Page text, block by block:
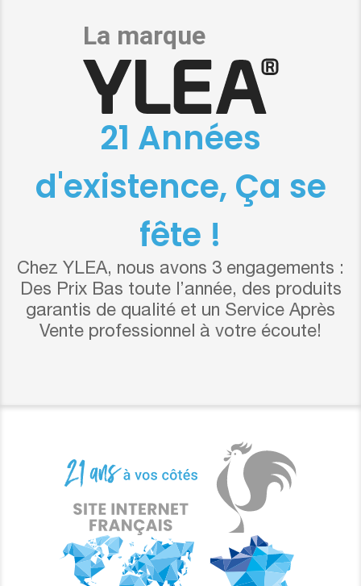
21 Années
d'existence, Ça se
fête !
Chez YLEA, nous avons 3 engagements :
Des Prix Bas toute l’année, des produits
garantis de qualité et un Service Après
Vente professionnel à votre écoute!